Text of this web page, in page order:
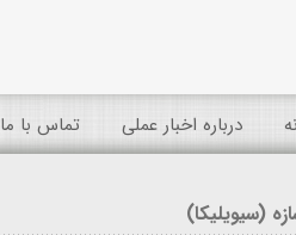
درباره اخبار عملی تماس با ما
(سیویلیکا)